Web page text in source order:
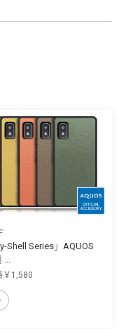
Shell Series」AQUOS
...
￥1,580